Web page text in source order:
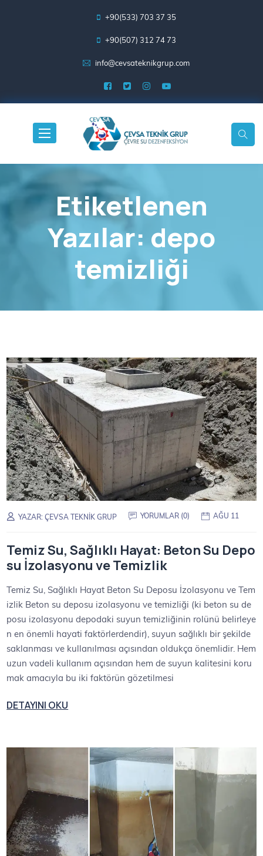
+90(533) 703 37 35
+90(507) 312 74 73
info@cevsateknikgrup.com
Etiketlenen
Yazılar: depo
temizliği
YAZAR:ÇEVSA TEKNIK GRUP YORUMLAR (0) AĞU 11
Temiz Su, Sağlıklı Hayat: Beton Su Depo
su İzolasyonu ve Temizlik
Temiz Su, Sağlıklı Hayat Beton Su Deposu İzolasyonu ve Tem
izlik Beton su deposu izolasyonu ve temizliği (ki beton su de
posu izolasyonu depodaki suyun temizliğinin rolünü belirleye
n en önemli hayati faktörlerdendir), suyun sağlıklı bir şekilde
saklanması ve kullanılması açısından oldukça önemlidir. Hem
uzun vadeli kullanım açısından hem de suyun kalitesini koru
mak amacıyla bu iki faktörün gözetilmesi
DETAYINI OKU